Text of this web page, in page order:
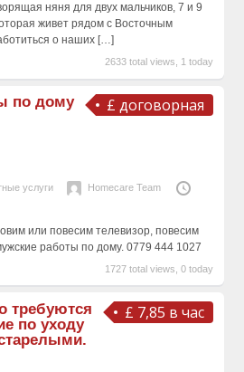
няня для двух мальчиков, 7 и 9
живет рядом с Восточным
о наших […]
2633 total views, 1 today
£ договорная
по дому
услуги
Homecare Team
или повесим телевизор, повесим
работы по дому. 0779 444 1027
1727 total views, 0 today
£ 7,85 в час
требуются
по уходу